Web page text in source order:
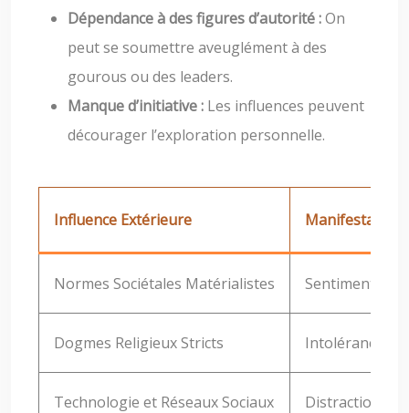
Dépendance à des figures d’autorité :On
peut se soumettre aveuglément à des
gourous ou des leaders.
Manque d’initiative : Les influences peuvent
décourager l’exploration personnelle.
Influence Extérieure Manifestation
Normes Sociétales Matérialistes Sentiment
Dogmes Religieux Stricts Intolérance,
Technologie et Réseaux Sociaux Distraction,